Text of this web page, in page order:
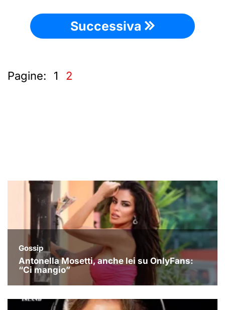
Successiva
Pagine: 1 2